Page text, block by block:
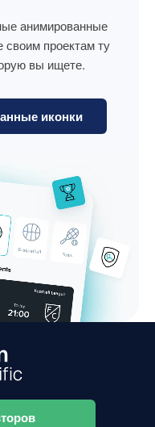
анимированные
своим проектам ту
вы ищете.
иконки